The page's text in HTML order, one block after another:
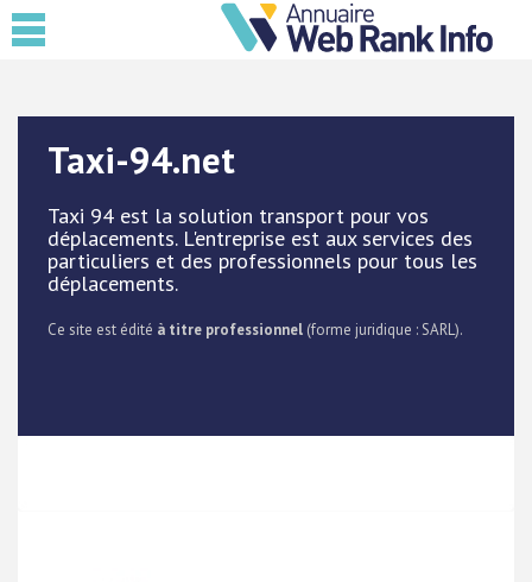
Taxi-94.net
Taxi 94 est la solution transport pour vos
déplacements. L'entreprise est aux services des
particuliers et des professionnels pour tous les
déplacements.
Ce site est édité à titre professionnel (forme juridique : SARL).